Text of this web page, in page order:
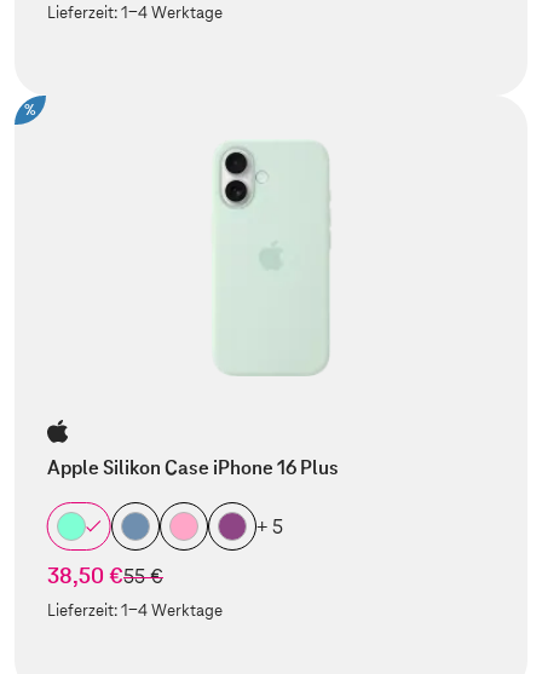
Lieferzeit:1-4 Werktage
%
Apple Silikon Case iPhone 16 Plus
+ 5
38,50 €statt
55 €
Lieferzeit:1-4 Werktage